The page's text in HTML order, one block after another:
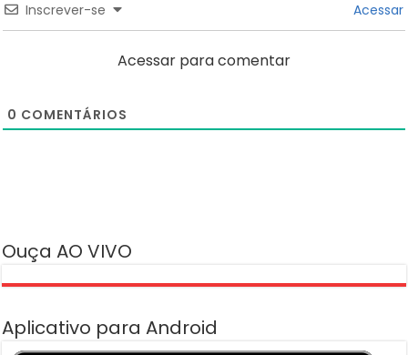
Inscrever-se Acessar
Acessar para comentar
0 COMENTÁRIOS
Ouça AO VIVO
Aplicativo para Android